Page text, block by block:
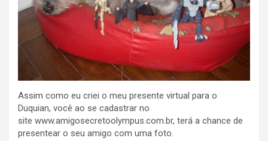
Assim como eu criei o meu presente virtual para o
Duquian, você ao se cadastrar no
site www.amigosecretoolympus.com.br, terá a chance de
presentear o seu amigo com uma foto.